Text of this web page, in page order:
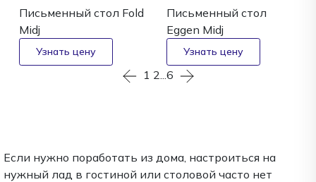
Письменный стол Fold
Midj
Письменный стол
Eggen Midj
1 2...6
Если нужно поработать из дома, настроиться на
нужный лад в гостиной или столовой часто нет